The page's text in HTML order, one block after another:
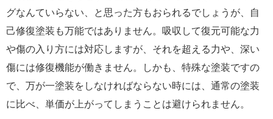
グなんていらない、と思った方もおられるでしょうが、自
己修復塗装も万能ではありません。吸収して復元可能な力
や傷の入り方には対応しますが、それを超える力や、深い
傷には修復機能が働きません。しかも、特殊な塗装ですの
で、万が一塗装をしなければならない時には、通常の塗装
に比べ、単価が上がってしまうことは避けられません。